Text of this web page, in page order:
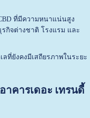
ที่มีความหนาแน่นสูง
กิจต่างชาติ โรงแรม และ
ที่ยังคงมีเสถียรภาพในระยะ
คารเดอะ เทรนดี้